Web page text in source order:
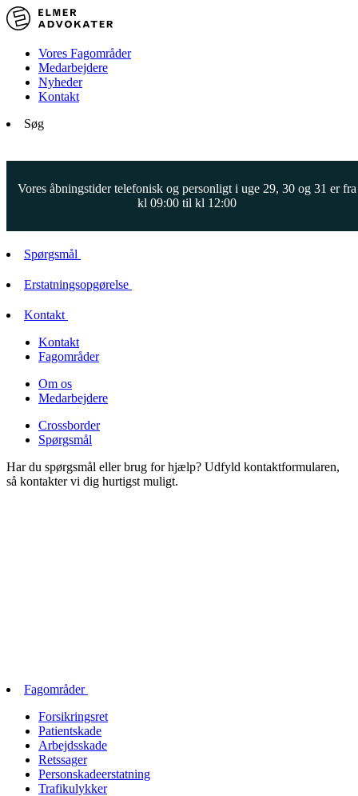
Vores Fagområder
Medarbejdere
Nyheder
Kontakt
Søg
Vores åbningstider telefonisk og personligt i uge 29, 30 og 31 er fra
kl 09:00 til kl 12:00
Spørgsmål
Erstatningsopgørelse
Kontakt
Kontakt
Fagområder
Om os
Medarbejdere
Crossborder
Spørgsmål
Har du spørgsmål eller brug for hjælp? Udfyld kontaktformularen,
så kontakter vi dig hurtigst muligt.
Fagområder
Forsikringsret
Patientskade
Arbejdsskade
Retssager
Personskadeerstatning
Trafikulykker